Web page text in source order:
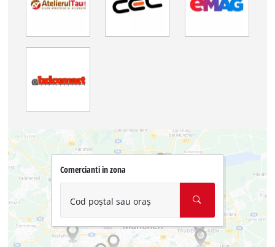
Comercianti in zona
Cod poștal sau oraș